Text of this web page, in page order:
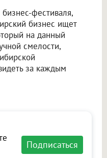
фестиваля,
бизнес ищет
на данный
смелости,
за каждым
Подписаться